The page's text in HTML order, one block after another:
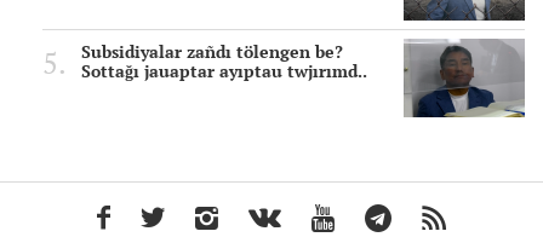
Subsidiyalar zañdı tölengen be?
Sottağı jauaptar ayıptau twjırımd..